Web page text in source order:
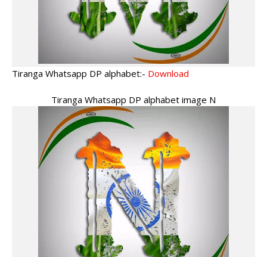
Tiranga Whatsapp DP alphabet:- Download
Tiranga Whatsapp DP alphabet image N